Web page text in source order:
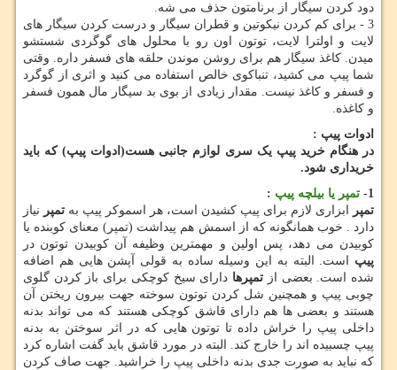
دود کردن سیگار از برنامتون حذف می شه.
3 - برای کم کردن نیکوتین و قطران سیگار و درست کردن سیگار های
لایت و اولترا لایت، توتون اون رو با محلول های گوگردی شستشو
میدن. کاغذ سیگار هم برای روشن موندن حلقه های فسفر داره. وقتی
شما پیپ می کشید، تنباکوی خالص استفاده می کنید و اثری از گوگرد
و فسفر و کاغذ نیست. مقدار زیادی از بوی بد سیگار مال همون فسفر
و کاغذه.
ادوات پیپ :
در هنگام خرید پیپ یک سری لوازم جانبی هست(ادوات پیپ) که باید
خریداری شود.
1-
تمپر یا بیلچه پیپ :
تمپر
ابزاری لازم برای پیپ کشیدن است، هر اسموکر پیپ به تمپر نیاز
دارد . خوب همانگونه که از اسمش هم پیداشت (تمپر) معنای کوبنده یا
کوبیدن می دهد، پس اولین و مهمترین وظیفه آن کوبیدن توتون در
پیپ است. البته به این وسیله ساده به قولی آپشن هایی هم اضافه
شده است. بعضی از تمپرها دارای سیخ کوچکی برای باز کردن گلوی
چوبی پیپ و همچنین شل کردن توتون سوخته جهت بیرون ریختن آن
هستند و بعضی ها هم دارای قاشق کوچکی هستند که می تواند بدنه
داخلی پیپ را خراش داده تا توتون هایی که در اثر سوختن به بدنه
پیپ چسبیده اند را خارج کند. البته در مورد قاشق باید گفت اشاره کرد
که نباید به صورت جدی بدنه داخلی پیپ را خراشید. جهت صاف کردن